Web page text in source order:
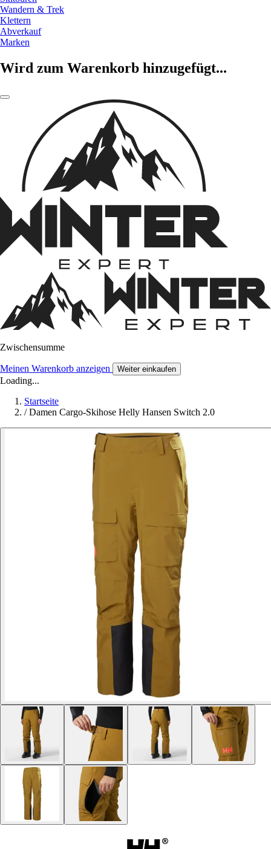
Wandern & Trek
Klettern
Abverkauf
Marken
Wird zum Warenkorb hinzugefügt...
Zwischensumme
Meinen Warenkorb anzeigen Weiter einkaufen
Loading...
Startseite
/ Damen Cargo-Skihose Helly Hansen Switch 2.0